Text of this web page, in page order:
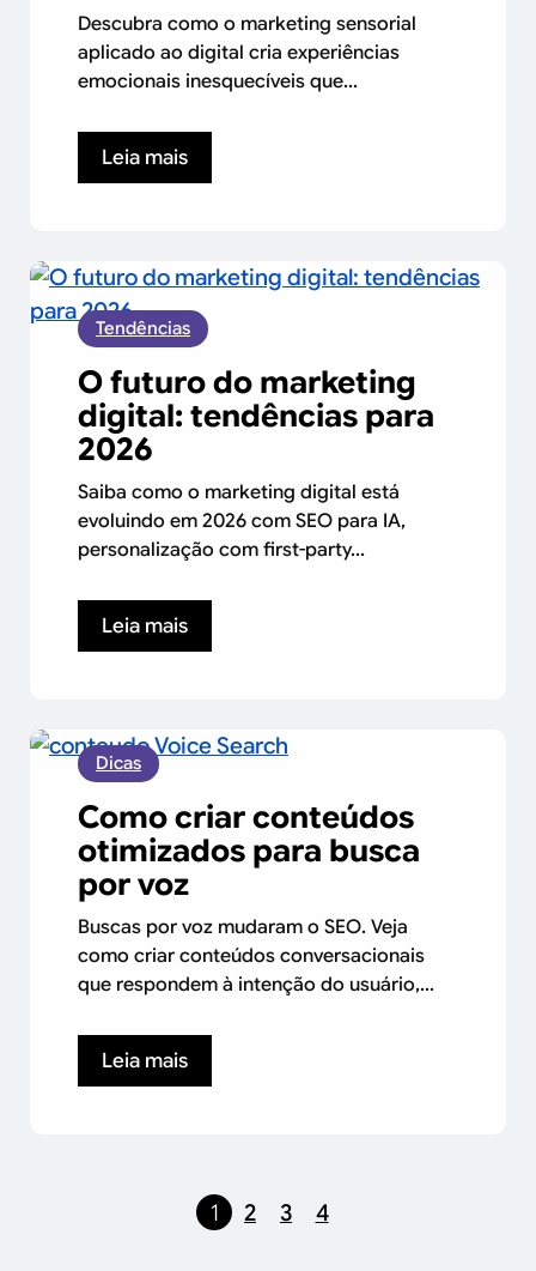
Descubra como o marketing sensorial
aplicado ao digital cria experiências
emocionais inesquecíveis que...
Leia mais
Tendências
O futuro do marketing
digital: tendências para
2026
Saiba como o marketing digital está
evoluindo em 2026 com SEO para IA,
personalização com first-party...
Leia mais
Dicas
Como criar conteúdos
otimizados para busca
por voz
Buscas por voz mudaram o SEO. Veja
como criar conteúdos conversacionais
que respondem à intenção do usuário,...
Leia mais
1 2 3 4